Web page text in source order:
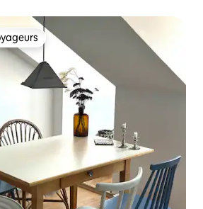
parmi les plus aimés